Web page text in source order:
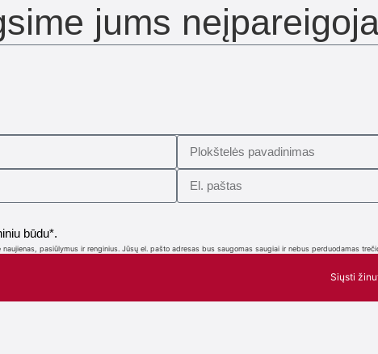
jums
būdu*.
pasiūlymus ir renginius. Jūsų el. pašto adresas bus saugomas saugiai ir nebus perduodamas
Siųsti